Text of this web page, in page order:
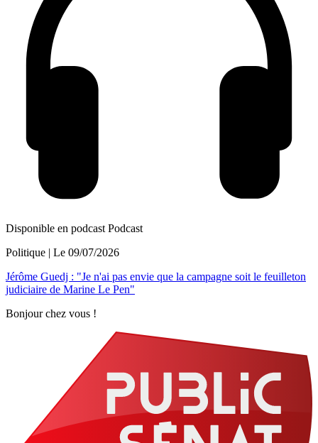
Disponible en podcast Podcast
Politique | Le 09/07/2026
Jérôme Guedj : "Je n'ai pas envie que la campagne soit le feuilleton
judiciaire de Marine Le Pen"
Bonjour chez vous !